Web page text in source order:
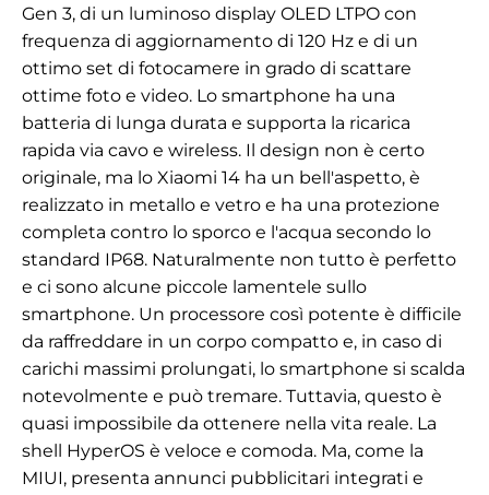
Gen 3, di un luminoso display OLED LTPO con
frequenza di aggiornamento di 120 Hz e di un
ottimo set di fotocamere in grado di scattare
ottime foto e video. Lo smartphone ha una
batteria di lunga durata e supporta la ricarica
rapida via cavo e wireless. Il design non è certo
originale, ma lo Xiaomi 14 ha un bell'aspetto, è
realizzato in metallo e vetro e ha una protezione
completa contro lo sporco e l'acqua secondo lo
standard IP68. Naturalmente non tutto è perfetto
e ci sono alcune piccole lamentele sullo
smartphone. Un processore così potente è difficile
da raffreddare in un corpo compatto e, in caso di
carichi massimi prolungati, lo smartphone si scalda
notevolmente e può tremare. Tuttavia, questo è
quasi impossibile da ottenere nella vita reale. La
shell HyperOS è veloce e comoda. Ma, come la
MIUI, presenta annunci pubblicitari integrati e